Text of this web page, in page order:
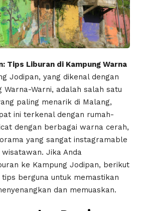
Tips Liburan di Kampung Warna
Jodipan, yang dikenal dengan
Warna-Warni, adalah salah satu
paling menarik di Malang,
ini terkenal dengan rumah-
dengan berbagai warna cerah,
yang sangat instagramable
Jika Anda
ke Kampung Jodipan, berikut
berguna untuk memastikan
dan memuaskan.